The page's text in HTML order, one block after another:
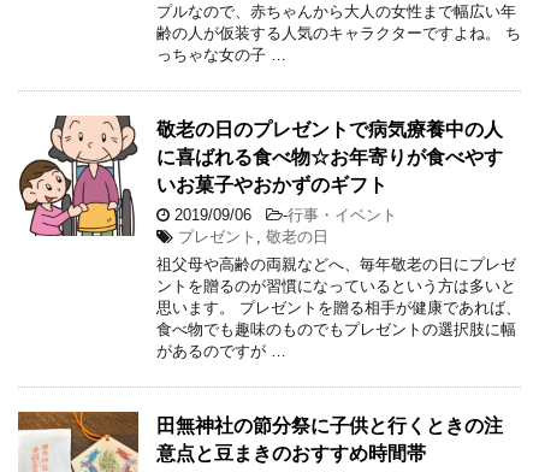
プルなので、赤ちゃんから大人の女性まで幅広い年
齢の人が仮装する人気のキャラクターですよね。 ち
っちゃな女の子 …
敬老の日のプレゼントで病気療養中の人
に喜ばれる食べ物☆お年寄りが食べやす
いお菓子やおかずのギフト
2019/09/06 -行事・イベント
プレゼント
敬老の日
祖父母や高齢の両親などへ、毎年敬老の日にプレゼ
ントを贈るのが習慣になっているという方は多いと
思います。 プレゼントを贈る相手が健康であれば、
食べ物でも趣味のものでもプレゼントの選択肢に幅
があるのですが …
田無神社の節分祭に子供と行くときの注
意点と豆まきのおすすめ時間帯